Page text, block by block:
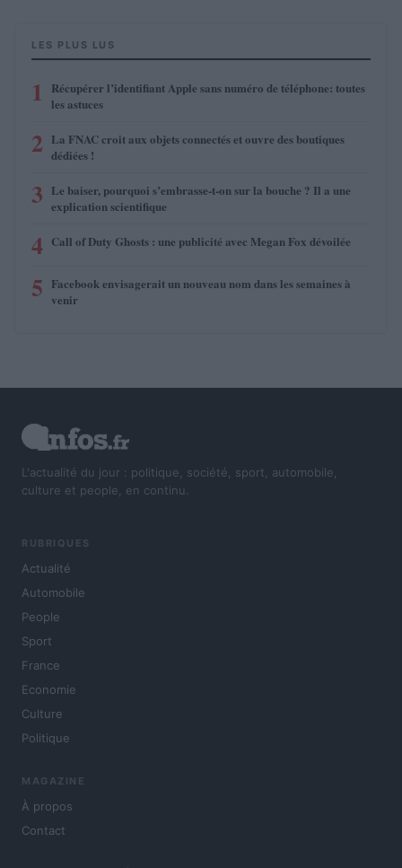
LES PLUS LUS
1
Récupérer l’identifiant Apple sans numéro de téléphone: toutes
les astuces
2 La FNAC croit aux objets connectés et ouvre des boutiques
dédiées !
3 Le baiser, pourquoi s’embrasse-t-on sur la bouche ? Il a une
explication scientifique
4 Call of Duty Ghosts : une publicité avec Megan Fox dévoilée
5 Facebook envisagerait un nouveau nom dans les semaines à
venir
L'actualité du jour : politique, société, sport, automobile,
culture et people, en continu.
RUBRIQUES
Actualité
Automobile
People
Sport
France
Economie
Culture
Politique
MAGAZINE
À propos
Contact